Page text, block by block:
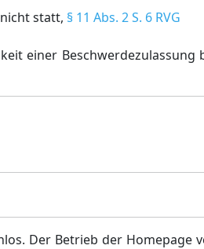
statt, § 11 Abs. 2 S. 6 RVG
einer Beschwerdezulassung
Der Betrieb der Homepage